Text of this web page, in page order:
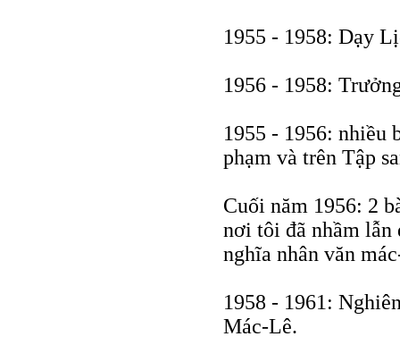
1955 - 1958: Dạy
1956 - 1958:
1955 - 1956: nhiều
phạm và trên Tập
Cuối năm 1956: 2
nơi tôi đã nhầm lẫn
nghĩa nhân văn
1958 - 1961:
Mác-Lê.